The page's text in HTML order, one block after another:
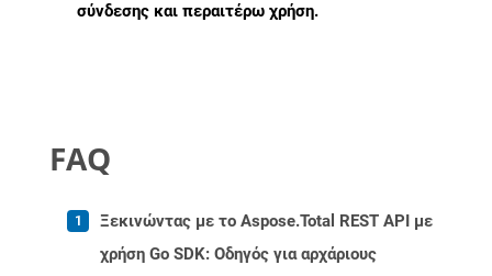
σύνδεσης και περαιτέρω χρήση.
FAQ
Ξεκινώντας με το Aspose.Total REST API με
χρήση Go SDK: Οδηγός για αρχάριους